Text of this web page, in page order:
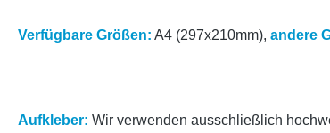
Verfügbare Größen: A4 (297x210mm), andere
Aufkleber: Wir verwenden ausschließlich